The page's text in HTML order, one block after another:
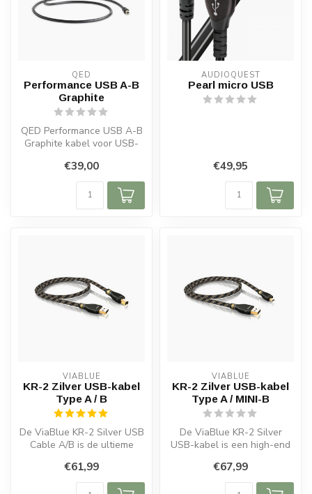
QED
Performance USB A-B
Graphite
QED Performance USB A-B
Graphite kabel voor USB-
jitt...
€39,00
AUDIOQUEST
Pearl micro USB
€49,95
VIABLUE
KR-2 Zilver USB-kabel
Type A / B
De ViaBlue KR-2 Silver USB
Cable A/B is de ultieme
gebrui...
€61,99
VIABLUE
KR-2 Zilver USB-kabel
Type A / MINI-B
De ViaBlue KR-2 Silver
USB-kabel is een high-end
audio-,...
€67,99